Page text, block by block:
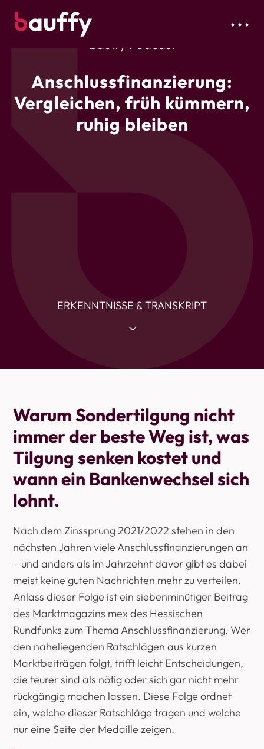
bauffy Podcast
Anschlussfinanzierung:
Vergleichen, früh kümmern,
ruhig bleiben
ERKENNTNISSE & TRANSKRIPT
3
Warum Sondertilgung nicht
immer der beste Weg ist, was
Tilgung senken kostet und
wann ein Bankenwechsel sich
lohnt.
Nach dem Zinssprung 2021/2022 stehen in den
nächsten Jahren viele Anschlussfinanzierungen an
– und anders als im Jahrzehnt davor gibt es dabei
meist keine guten Nachrichten mehr zu verteilen.
Anlass dieser Folge ist ein sieben­minütiger Beitrag
des Marktmagazins mex des Hessischen
Rundfunks zum Thema Anschlussfinanzierung. Wer
den naheliegenden Ratschlägen aus kurzen
Marktbeiträgen folgt, trifft leicht Entscheidungen,
die teurer sind als nötig oder sich gar nicht mehr
rückgängig machen lassen. Diese Folge ordnet
ein, welche dieser Ratschläge tragen und welche
nur eine Seite der Medaille zeigen.